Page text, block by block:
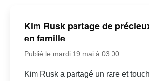
Kim Rusk partage de
en famille
Publié le mardi 19 mai à 03:00
Kim Rusk a partagé un rare et